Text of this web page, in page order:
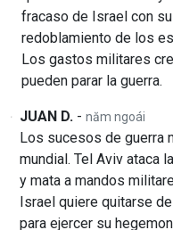
fracaso de Israel con
redoblamiento de los
Los gastos militares
pueden parar la guerra.
JUAN D. -năm ngoái
Los sucesos de guerra
mundial. Tel Aviv ataca
y mata a mandos
Israel quiere quitarse
para ejercer su